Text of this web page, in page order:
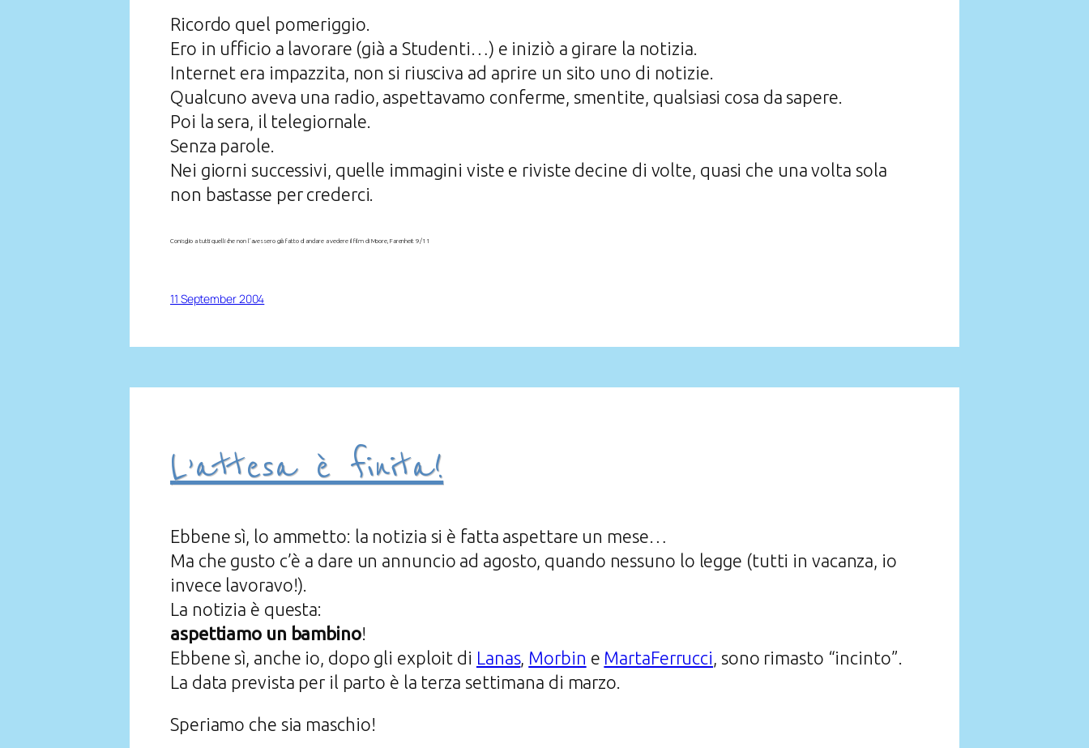
Ricordo quel pomeriggio.
Ero in ufficio a lavorare (già a Studenti…) e iniziò a girare la notizia.
Internet era impazzita, non si riusciva ad aprire un sito uno di notizie.
Qualcuno aveva una radio, aspettavamo conferme, smentite, qualsiasi cosa da sapere.
Poi la sera, il telegiornale.
Senza parole.
Nei giorni successivi, quelle immagini viste e riviste decine di volte, quasi che una volta sola
non bastasse per crederci.
Conisglio a tutti quelli che non l’avessero già fatto di andare a vedere il film di Moore, Farenheit 9/11
11 September 2004
L’attesa è finita!
Ebbene sì, lo ammetto: la notizia si è fatta aspettare un mese…
Ma che gusto c’è a dare un annuncio ad agosto, quando nessuno lo legge (tutti in vacanza, io
invece lavoravo!).
La notizia è questa:
aspettiamo un bambino!
Ebbene sì, anche io, dopo gli exploit di Lanas, Morbin e MartaFerrucci, sono rimasto “incinto”.
La data prevista per il parto è la terza settimana di marzo.
Speriamo che sia maschio!